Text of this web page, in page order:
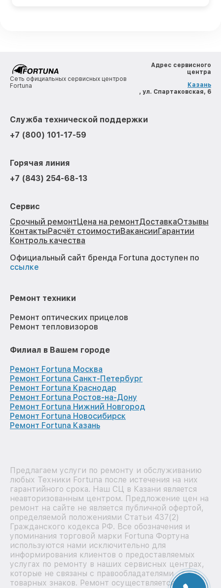
Сеть официальных сервисных центров
Fortuna
Адрес сервисного
центра
Казань
, ул. Спартаковская, 6
Служба технической поддержки
+7 (800) 101-17-59
Горячая линия
+7 (843) 254-68-13
Сервис
Срочный ремонтЦена на ремонтДоставкаОтзывы
КонтактыРасчёт стоимостиВакансииГарантии
Контроль качества
Официальный сайт бренда Fortuna доступен по
ссылке
Ремонт техники
Ремонт оптических прицелов
Ремонт тепловизоров
Филиал в Вашем городе
Ремонт Fortuna Москва
Ремонт Fortuna Санкт-Петербург
Ремонт Fortuna Краснодар
Ремонт Fortuna Ростов-на-Дону
Ремонт Fortuna Нижний Новгород
Ремонт Fortuna Новосибирск
Ремонт Fortuna Казань
Предлагаем услуги по ремонту и обслуживанию
любых Техники Fortuna после истечения на них
гарантийного срока. Наш СЦ в Казани является
неавторизованным центром. Предложение цен на
ремонт на сайте не является публичной офертой,
определяемой положениями Статьи 437(2)
Гражданского кодекса РФ. Все обозначения и
упоминания торговой марки Fortuna Фортуна
используются нами исключительно для
информирования клиентов о предоставляемых
услугах по ремонту в наших сервисных центрах,
которые не связаны с правообладателями
товарных знаков. Ремонт осуществляется для